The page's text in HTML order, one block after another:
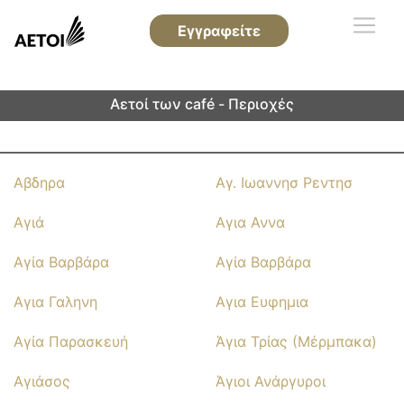
Εγγραφείτε
Αετοί των café - Περιοχές
Αβδηρα Αγ. Ιωαννησ Ρεντησ
Αγιά Αγια Αννα
Αγία Βαρβάρα Αγία Βαρβάρα
Αγια Γαληνη Αγια Ευφημια
Αγία Παρασκευή Άγια Τρίας (Μέρμπακα)
Αγιάσος Άγιοι Ανάργυροι